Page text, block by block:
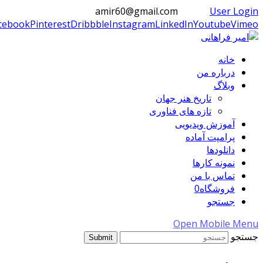
amir60@gmail.com
User Login
PinterestDribbbleInstagramLinkedInYoutubeVimeo
خانه
درباره من
وبلاگ
تاریخ هنر جهان
تازه های فناوری
آموزش ویدیویی
پرامپت آماده
دانلودها
نمونه کارها
تماس با من
فروشگاه0
جستجو
Open Mobile Menu
جستجو
Submit